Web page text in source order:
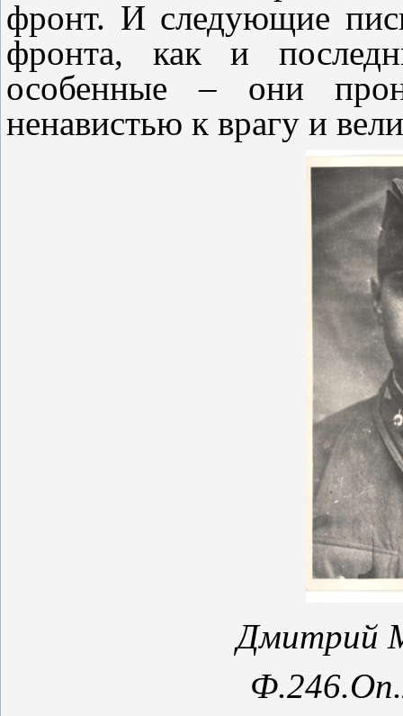
фронт. И следующие
фронта, как и
особенные – они
ненавистью к врагу и
Дмитрий